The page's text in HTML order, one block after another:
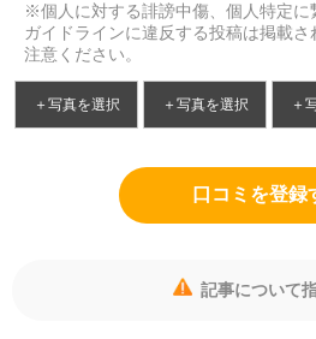
※個人に対する誹謗中傷、個人特定に
ガイドラインに違反する投稿は掲載
注意ください。
＋写真を選択 ＋写真を選択 ＋
口コミを登録
記事について